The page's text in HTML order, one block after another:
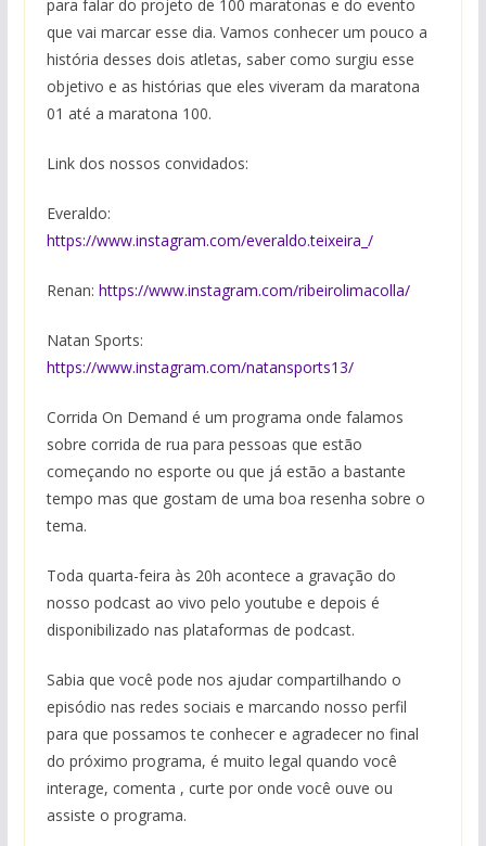
para falar do projeto de 100 maratonas e do evento
que vai marcar esse dia. Vamos conhecer um pouco a
história desses dois atletas, saber como surgiu esse
objetivo e as histórias que eles viveram da maratona
01 até a maratona 100.
Link dos nossos convidados:
Everaldo:
https://www.instagram.com/everaldo.teixeira_/
Renan: https://www.instagram.com/ribeirolimacolla/
Natan Sports:
https://www.instagram.com/natansports13/
Corrida On Demand é um programa onde falamos
sobre corrida de rua para pessoas que estão
começando no esporte ou que já estão a bastante
tempo mas que gostam de uma boa resenha sobre o
tema.
Toda quarta-feira às 20h acontece a gravação do
nosso podcast ao vivo pelo youtube e depois é
disponibilizado nas plataformas de podcast.
Sabia que você pode nos ajudar compartilhando o
episódio nas redes sociais e marcando nosso perfil
para que possamos te conhecer e agradecer no final
do próximo programa, é muito legal quando você
interage, comenta , curte por onde você ouve ou
assiste o programa.